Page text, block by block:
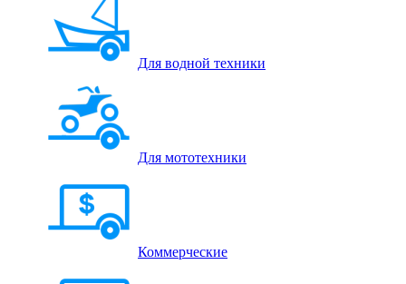
Для водной техники
Для мототехники
Коммерческие